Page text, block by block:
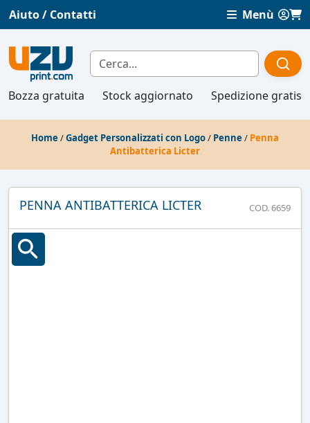
Aiuto / Contatti Menù
Bozza gratuita Stock aggiornato Spedizione gratis
Home /Gadget Personalizzati con Logo/ Penne / Penna
Antibatterica Licter
PENNA ANTIBATTERICA LICTER COD. 6659